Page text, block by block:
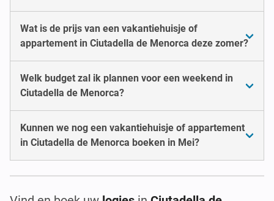
Wat is de prijs van een vakantiehuisje of
appartement in Ciutadella de Menorca deze zomer?
Welk budget zal ik plannen voor een weekend in
Ciutadella de Menorca?
Kunnen we nog een vakantiehuisje of appartement
in Ciutadella de Menorca boeken in Mei?